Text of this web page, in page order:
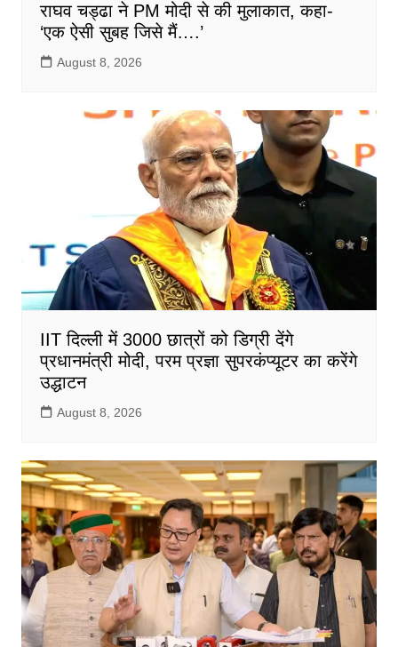
राघव चड्ढा ने PM मोदी से की मुलाकात, कहा-
‘एक ऐसी सुबह जिसे मैं….’
August 8, 2026
IIT दिल्ली में 3000 छात्रों को डिग्री देंगे
प्रधानमंत्री मोदी, परम प्रज्ञा सुपरकंप्यूटर का करेंगे
उद्धाटन
August 8, 2026